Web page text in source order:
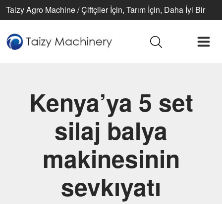
Taizy Agro Machine / Çiftçiler İçin, Tarım İçin, Daha İyi Bir
Kenya’ya 5 set
silaj balya
makinesinin
sevkıyatı